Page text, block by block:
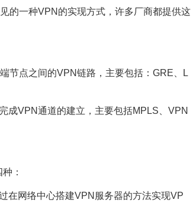
的一种VPN的实现方式，许多厂商都提供这
节点之间的VPN链路，主要包括：GRE、L
成VPN通道的建立，主要包括MPLS、VPN
：
在网络中心搭建VPN服务器的方法实现VP